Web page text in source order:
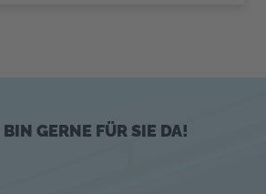
GERNE FÜR SIE DA!